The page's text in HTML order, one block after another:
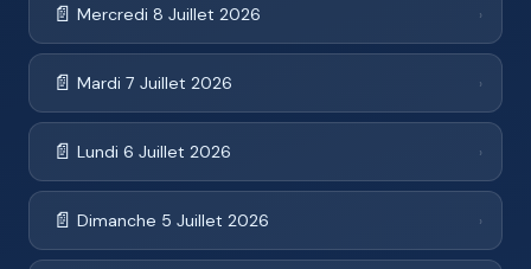
📄 Mercredi 8 Juillet 2026 ›
📄 Mardi 7 Juillet 2026 ›
📄 Lundi 6 Juillet 2026 ›
📄 Dimanche 5 Juillet 2026 ›